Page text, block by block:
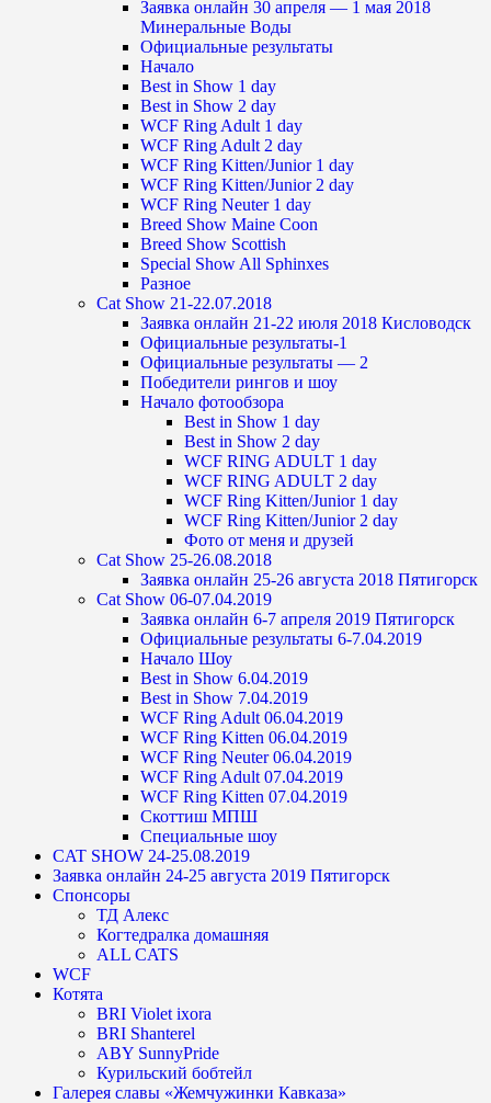
Заявка онлайн 30 апреля — 1 мая 2018
Минеральные Воды
Официальные результаты
Начало
Best in Show 1 day
Best in Show 2 day
WCF Ring Adult 1 day
WCF Ring Adult 2 day
WCF Ring Kitten/Junior 1 day
WCF Ring Kitten/Junior 2 day
WCF Ring Neuter 1 day
Breed Show Maine Coon
Breed Show Scottish
Special Show All Sphinxes
Разное
Cat Show 21-22.07.2018
Заявка онлайн 21-22 июля 2018 Кисловодск
Официальные результаты-1
Официальные результаты — 2
Победители рингов и шоу
Начало фотообзора
Best in Show 1 day
Best in Show 2 day
WCF RING ADULT 1 day
WCF RING ADULT 2 day
WCF Ring Kitten/Junior 1 day
WCF Ring Kitten/Junior 2 day
Фото от меня и друзей
Cat Show 25-26.08.2018
Заявка онлайн 25-26 августа 2018 Пятигорск
Cat Show 06-07.04.2019
Заявка онлайн 6-7 апреля 2019 Пятигорск
Официальные результаты 6-7.04.2019
Начало Шоу
Best in Show 6.04.2019
Best in Show 7.04.2019
WCF Ring Adult 06.04.2019
WCF Ring Kitten 06.04.2019
WCF Ring Neuter 06.04.2019
WCF Ring Adult 07.04.2019
WCF Ring Kitten 07.04.2019
Скоттиш МПШ
Специальные шоу
CAT SHOW 24-25.08.2019
Заявка онлайн 24-25 августа 2019 Пятигорск
Спонсоры
ТД Алекс
Когтедралка домашняя
ALL CATS
WCF
Котята
BRI Violet ixora
BRI Shanterel
ABY SunnyPride
Курильский бобтейл
Галерея славы «Жемчужинки Кавказа»